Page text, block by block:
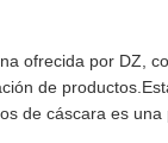
ofrecida por DZ,
de
de cáscara es una